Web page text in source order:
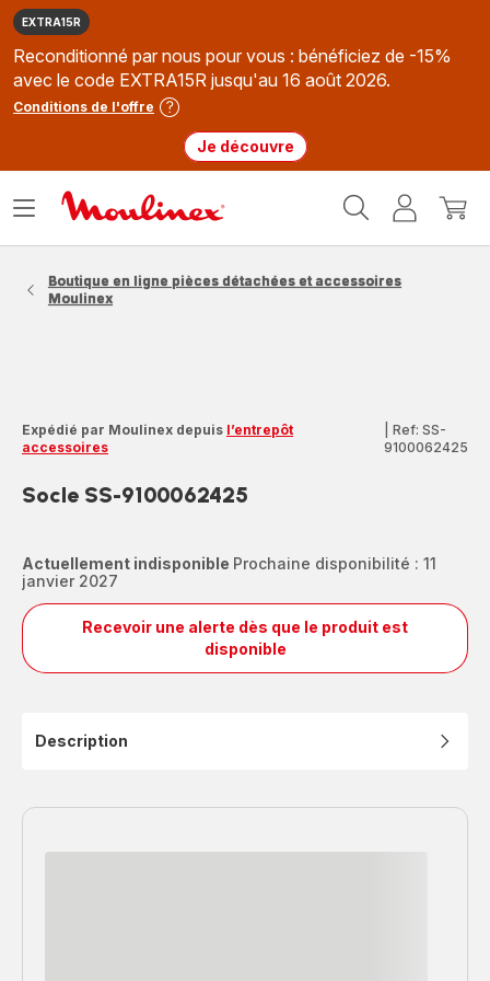
EXTRA15R
Reconditionné par nous pour vous : bénéficiez de -15%
avec le code EXTRA15R jusqu'au 16 août 2026.
Conditions de l'offre
Je découvre
MonMon
Ouvrir
Boutique en ligne pièces détachées et accessoires
Moulinex
Expédié par Moulinex depuis l’entrepôt
accessoires
Ref: SS-
9100062425
Socle SS-9100062425
Actuellement indisponible Prochaine disponibilité : 11
janvier 2027
Recevoir une alerte dès que le produit est
disponible
Socle
SS-
Description